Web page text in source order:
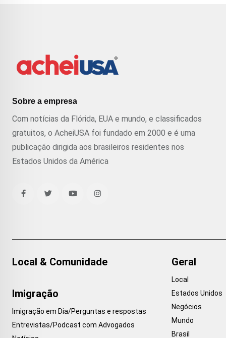
Sobre a empresa
Com notícias da Flórida, EUA e mundo, e classificados
gratuitos, o AcheiUSA foi fundado em 2000 e é uma
publicação dirigida aos brasileiros residentes nos
Estados Unidos da América
Local & Comunidade
Imigração
Imigração em Dia/Perguntas e respostas
Entrevistas/Podcast com Advogados
Geral
Local
Estados Unidos
Negócios
Mundo
Brasil